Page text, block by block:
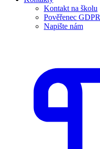
Kontakt na školu
Pověřenec GDPR
Napište nám